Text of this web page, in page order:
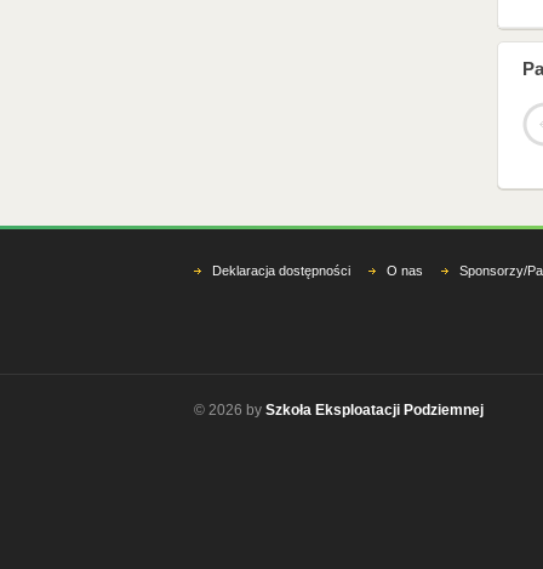
Deklaracja dostępności O nas Sponsorzy/
© 2026 by Szkoła Eksploatacji Podziemnej